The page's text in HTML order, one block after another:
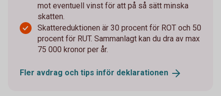
mot eventuell vinst för att på så sätt minska
skatten.
Skattereduktionen är 30 procent för ROT och 50
procent för RUT. Sammanlagt kan du dra av max
75 000 kronor per år.
Fler avdrag och tips inför deklarationen